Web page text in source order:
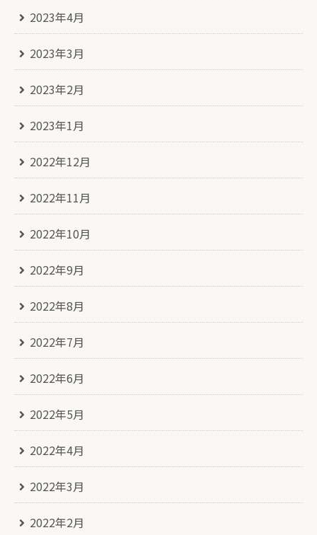
2023年4月
2023年3月
2023年2月
2023年1月
2022年12月
2022年11月
2022年10月
2022年9月
2022年8月
2022年7月
2022年6月
2022年5月
2022年4月
2022年3月
2022年2月